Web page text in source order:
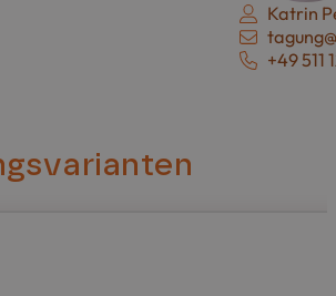
Katrin
E-Mail:
Telefon:
+49 511